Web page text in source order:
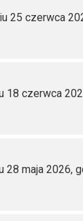
25 czerwca
18 czerwca
28 maja 2026,